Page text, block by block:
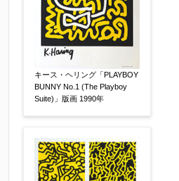
作品コンディション
キース・ヘリング「PLAYBOY
BUNNY No.1 (The Playboy
Suite)」版画 1990年